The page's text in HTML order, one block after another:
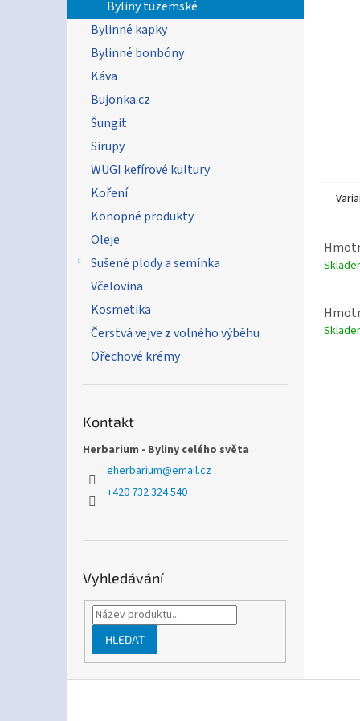
e
Byliny tuzemské
Bylinné kapky
Bylinné bonbóny
Káva
Bujonka.cz
Šungit
Sirupy
WUGI kefírové kultury
Koření
Konopné produkty
Oleje
Sušené plody a semínka
Včelovina
Kosmetika
Čerstvá vejve z volného výběhu
Ořechové krémy
Kontakt
Herbarium - Byliny celého světa
eherbarium@email.cz
+420 732 324 540
Vyhledávání
HLEDAT